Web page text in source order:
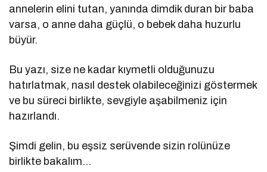
annelerin elini tutan, yanında dimdik duran bir baba
varsa, o anne daha güçlü, o bebek daha huzurlu
büyür.
Bu yazı, size ne kadar kıymetli olduğunuzu
hatırlatmak, nasıl destek olabileceğinizi göstermek
ve bu süreci birlikte, sevgiyle aşabilmeniz için
hazırlandı.
Şimdi gelin, bu eşsiz serüvende sizin rolünüze
birlikte bakalım…